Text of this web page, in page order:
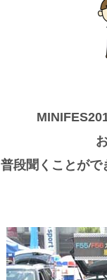
普段聞くことがで